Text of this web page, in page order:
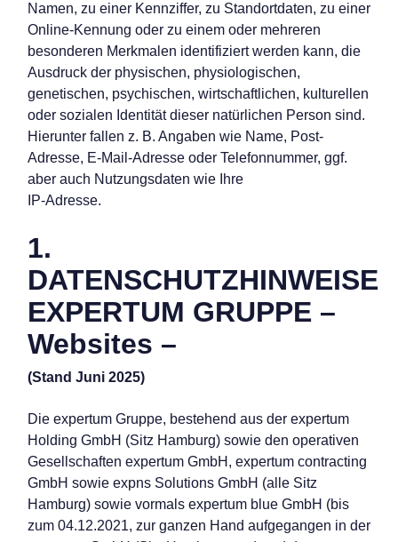
Namen, zu einer Kennziffer, zu Standortdaten, zu einer
Online-Kennung oder zu einem oder mehreren
besonderen Merkmalen identifiziert werden kann, die
Ausdruck der physischen, physiologischen,
genetischen, psychischen, wirtschaftlichen, kulturellen
oder sozialen Identität dieser natürlichen Person sind.
Hierunter fallen z. B. Angaben wie Name, Post-
Adresse, E-Mail-Adresse oder Telefonnummer, ggf.
aber auch Nutzungsdaten wie Ihre
IP-Adresse.
1.
DATENSCHUTZHINWEISE
EXPERTUM GRUPPE –
Websites –
(Stand Juni 2025)
Die expertum Gruppe, bestehend aus der expertum
Holding GmbH (Sitz Hamburg) sowie den operativen
Gesellschaften expertum GmbH, expertum contracting
GmbH sowie expns Solutions GmbH (alle Sitz
Hamburg) sowie vormals expertum blue GmbH (bis
zum 04.12.2021, zur ganzen Hand aufgegangen in der